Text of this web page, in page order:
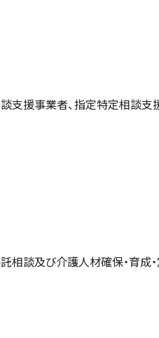
支援事業者、指定特定相談支
相談及び介護人材確保・育成